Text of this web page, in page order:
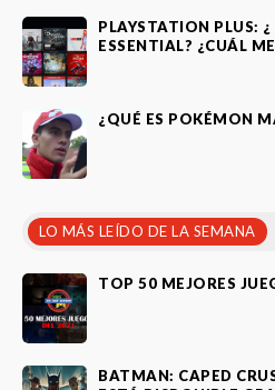
PLAYSTATION PLUS:
ESSENTIAL? ¿CUÁL
¿QUÉ ES POKÉMON
LO MÁS LEÍDO DE LA SEMANA
TOP 50 MEJORES
BATMAN: CAPED